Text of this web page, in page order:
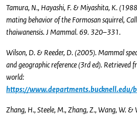
Tamura, N., Hayashi, F. & Miyashita, K.
mating behavior of the Formosan squirrel,
thaiwanensis. J Mammal. 69. 320–331.
Wilson, D. & Reeder, D. (2005). Mammal
and geographic reference (3rd ed). Retrieved
world:
https://www.departments.bucknell.edu/
Zhang, H., Steele, M., Zhang, Z., Wang, W.